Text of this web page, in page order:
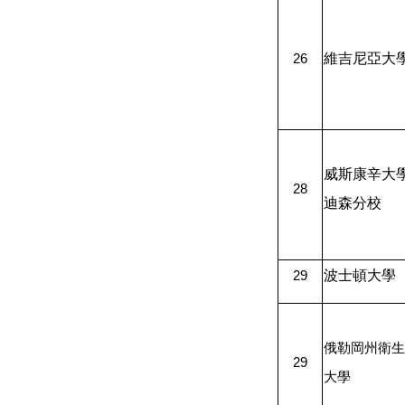
26 維吉尼亞大
28
威斯康辛大
迪森分校
29 波士頓大學
29
俄勒岡州衛
大學